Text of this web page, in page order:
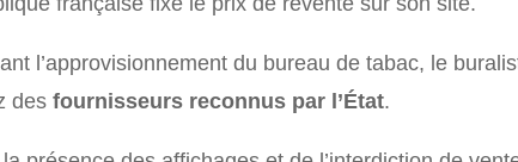
l’approvisionnement du bureau de tabac, le
desfournisseurs reconnus par l’État.